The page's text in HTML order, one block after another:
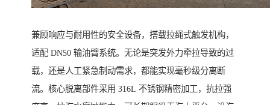
兼顾响应与耐用性的安全设备，搭载拉绳式触发机构，
适配 DN50 输油臂系统。无论是突发外力牵拉导致的过
载，还是人工紧急制动需求，都能实现毫秒级分离断
流。核心脱离部件采用 316L 不锈钢精密加工，抗拉强